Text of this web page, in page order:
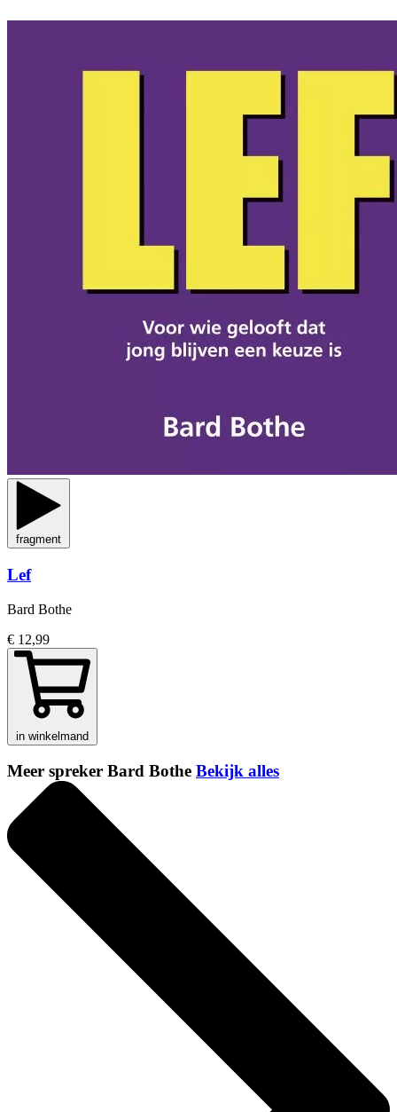
fragment
Lef
Bard Bothe
€ 12,99
in winkelmand
Meer spreker Bard Bothe Bekijk alles